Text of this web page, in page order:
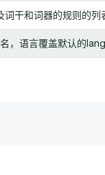
干和词器的规则的列
，语言覆盖默认的